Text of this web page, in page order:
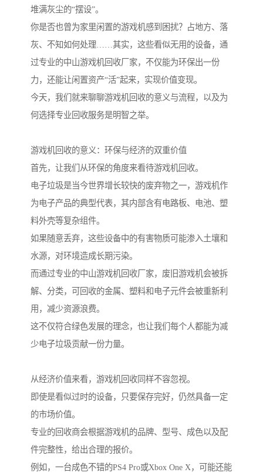
堆满灰尘的“摆设”。
你是否也曾为家里闲置的游戏机感到困扰？占地方、落
灰、不知如何处理……其实，这些看似无用的设备，通
过专业的中山游戏机回收厂家，不仅能为环保出一份
力，还能让闲置资产“活”起来，实现价值变现。
今天，我们就来聊聊游戏机回收的意义与流程，以及为
何选择专业回收服务是明智之举。
游戏机回收的意义：环保与经济的双重价值
首先，让我们从环保的角度来看待游戏机回收。
电子垃圾是当今世界增长较快的废弃物之一，游戏机作
为电子产品的典型代表，其内部含有电路板、电池、塑
料外壳等复杂组件。
如果随意丢弃，这些设备中的有害物质可能渗入土壤和
水源，对环境造成长期污染。
而通过专业的中山游戏机回收厂家，废旧游戏机会被拆
解、分类，可回收的金属、塑料和电子元件会被重新利
用，减少资源浪费。
这不仅符合绿色发展的理念，也让我们每个人都能为减
少电子垃圾贡献一份力量。
从经济价值来看，游戏机回收同样不容忽视。
即使是看似过时的设备，只要保存完好，仍然具备一定
的市场价值。
专业的回收商会根据游戏机的品牌、型号、成色以及配
件完整性，给出合理的报价。
例如，一台成色不错的PS4 Pro或Xbox One X，可能还能